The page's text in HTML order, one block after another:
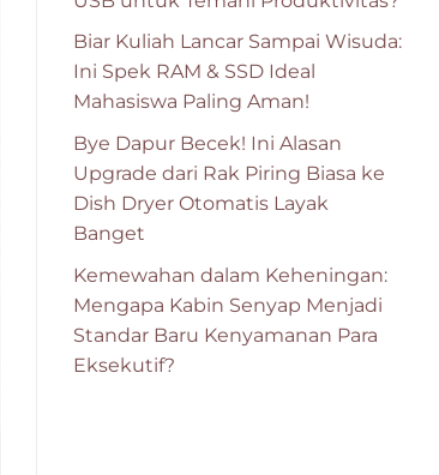
Biar Kuliah Lancar Sampai Wisuda:
Ini Spek RAM & SSD Ideal
Mahasiswa Paling Aman!
Bye Dapur Becek! Ini Alasan
Upgrade dari Rak Piring Biasa ke
Dish Dryer Otomatis Layak
Banget
Kemewahan dalam Keheningan:
Mengapa Kabin Senyap Menjadi
Standar Baru Kenyamanan Para
Eksekutif?